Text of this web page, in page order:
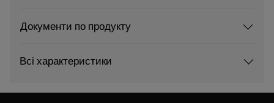
Документи по продукту
Всі характеристики